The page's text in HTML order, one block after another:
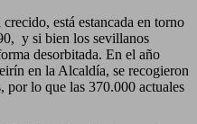
está estancada en torno
y si bien los sevillanos
desorbitada. En el año
en la Alcaldía, se recogieron
por lo que las 370.000 actuales